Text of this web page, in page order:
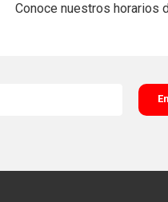
Conoce nuestros horarios